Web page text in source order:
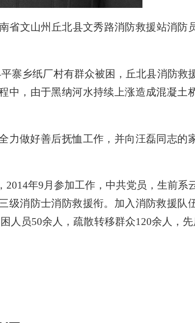
省文山州丘北县文秀路消防救援站消防
寨乡纸厂村有群众被困，丘北县消防救
中，由于黑纳河水持续上涨造成混凝土
力做好善后抚恤工作，并向汪磊同志的
2014年9月参加工作，中共党员，生前系
级消防士消防救援衔。加入消防救援队
人员50余人，疏散转移群众120余人，